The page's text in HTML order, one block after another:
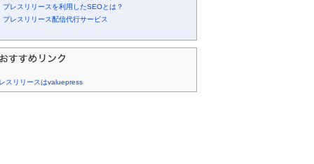
プレスリリースを利用したSEOとは？
プレスリリース配信代行サービス
スリリースはvaluepress